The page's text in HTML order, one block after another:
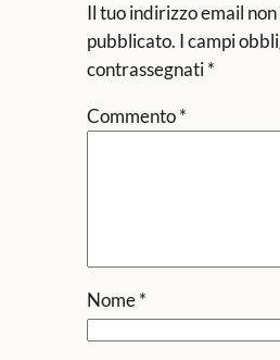
Il tuo indirizzo email non
pubblicato. I campi
contrassegnati*
Commento*
Nome*